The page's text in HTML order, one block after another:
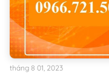
tháng 8 01, 2023